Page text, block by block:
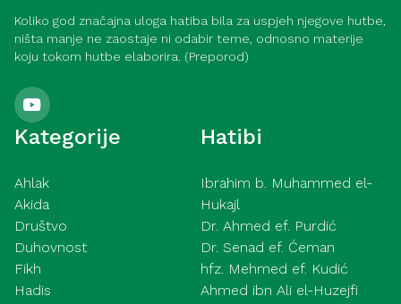
Koliko god značajna uloga hatiba bila za uspjeh njegove hutbe,
ništa manje ne zaostaje ni odabir teme, odnosno materije
koju tokom hutbe elaborira. (Preporod)
Kategorije
Ahlak
Akida
Društvo
Duhovnost
Fikh
Hadis
Hatibi
Ibrahim b. Muhammed el-
Hukajl
Dr. Ahmed ef. Purdić
Dr. Senad ef. Ćeman
hfz. Mehmed ef. Kudić
Ahmed ibn Ali el-Huzejfi